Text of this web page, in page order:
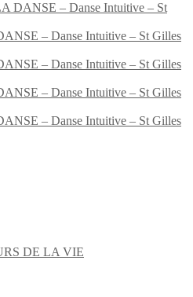
DANSE – Danse Intuitive – St
– Danse Intuitive – St Gilles
– Danse Intuitive – St Gilles
– Danse Intuitive – St Gilles
– Danse Intuitive – St Gilles
DE LA VIE